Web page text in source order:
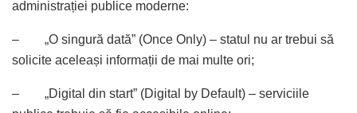
administrației publice moderne:
– „O singură dată” (Once Only) – statul nu ar trebui să
solicite aceleași informații de mai multe ori;
– „Digital din start” (Digital by Default) – serviciile